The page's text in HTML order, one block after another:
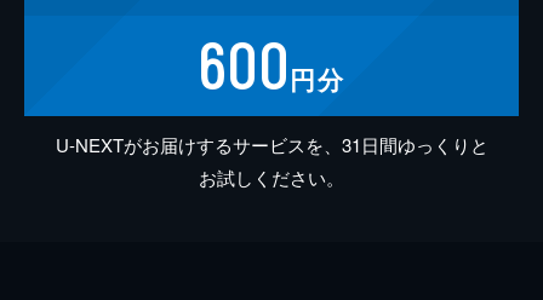
600円分
U-NEXTがお届けするサービスを、31日間ゆっくりと
お試しください。